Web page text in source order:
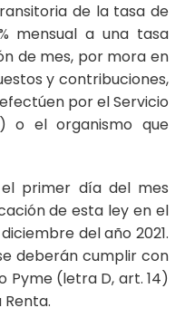
de la tasa de
mensual a una tasa
de mes, por mora en
y contribuciones,
por el Servicio
o el organismo que
primer día del mes
de esta ley en el
del año 2021.
deberán cumplir con
Pyme (letra D, art. 14)